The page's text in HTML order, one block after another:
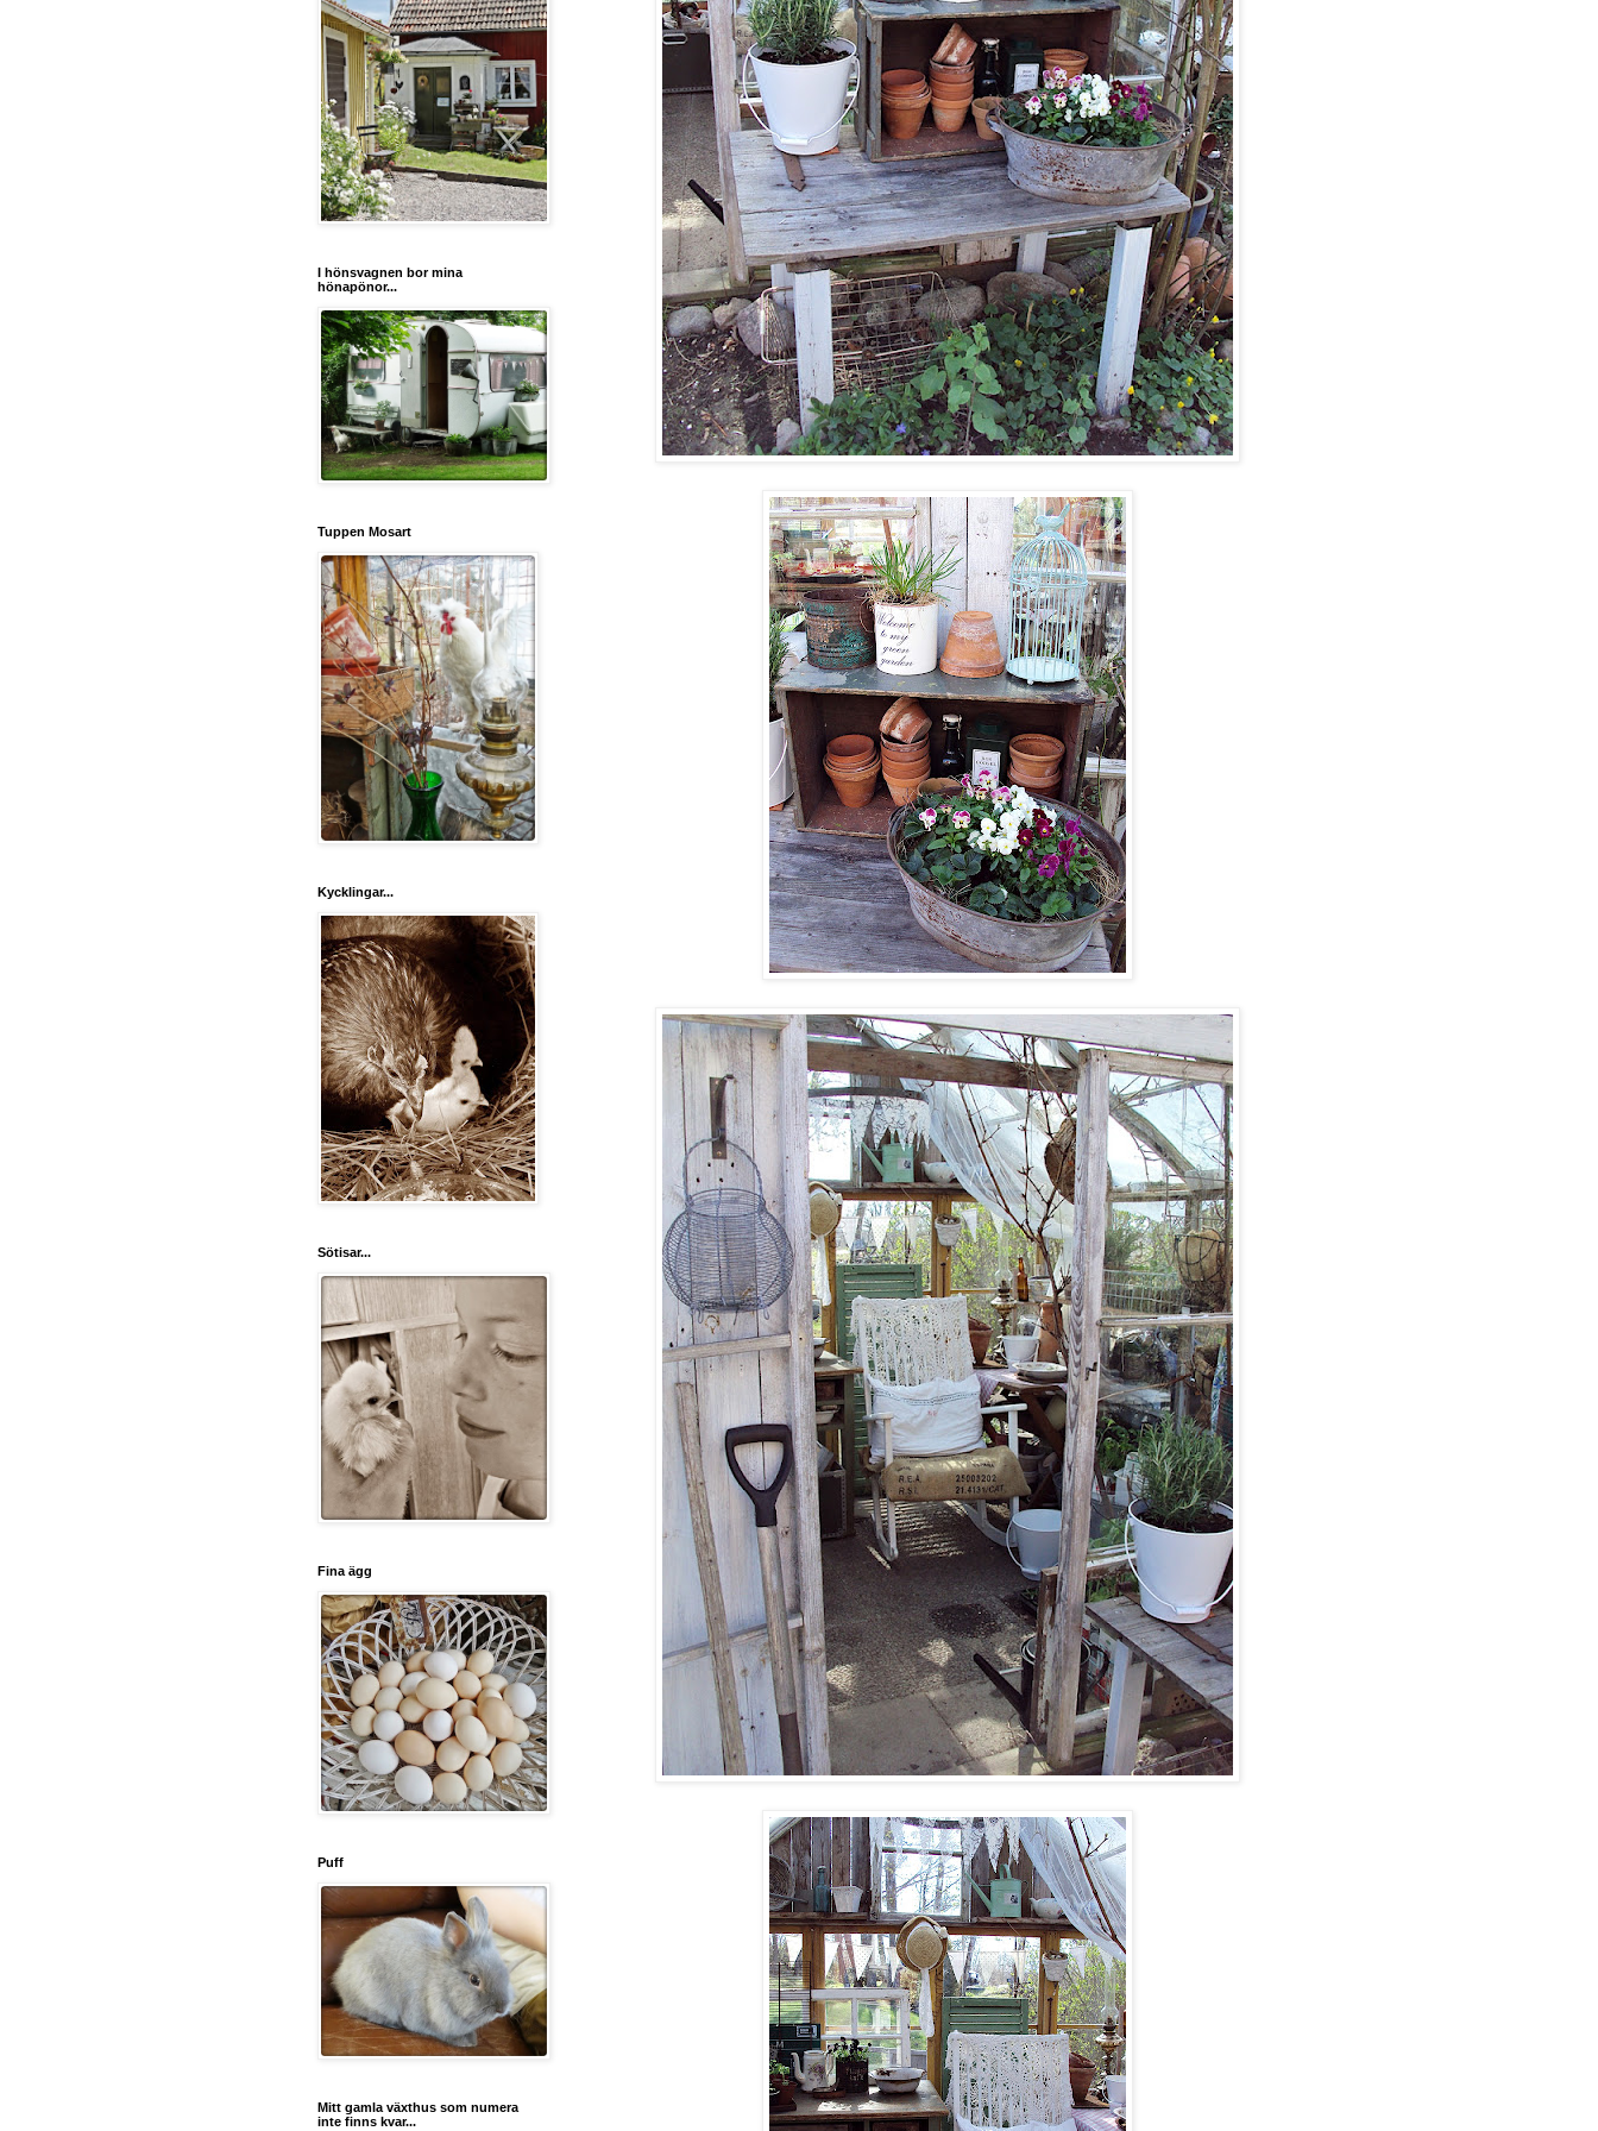
I hönsvagnen bor mina
hönapönor...
Tuppen Mosart
Kycklingar...
Sötisar...
Fina ägg
Puff
Mitt gamla växthus som numera
inte finns kvar...